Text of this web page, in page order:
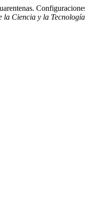
la Ciencia y la Tecnología